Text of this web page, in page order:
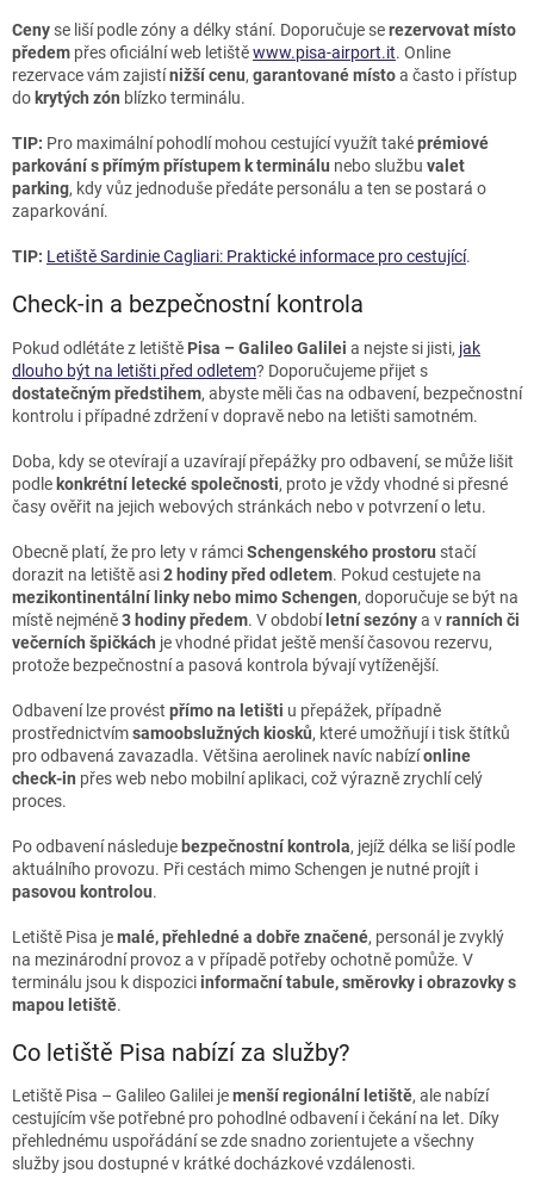
Ceny se liší podle zóny a délky stání. Doporučuje serezervovat místo
předem přes oficiální web letištěwww.pisa-airport.it. Online
rezervace vám zajistínižší cenu, garantované místoa často i přístup
do krytých zón blízko terminálu.
TIP: Pro maximální pohodlí mohou cestující využít taképrémiové
parkování s přímým přístupem k terminálu nebo službu valet
parking, kdy vůz jednoduše předáte personálu a ten se postará o
zaparkování.
TIP: Letiště Sardinie Cagliari: Praktické informace pro cestující.
Check-in a bezpečnostní kontrola
Pokud odlétáte z letiště Pisa – Galileo Galilei a nejste si jisti, jak
dlouho být na letišti před odletem? Doporučujeme přijet s
dostatečným předstihem, abyste měli čas na odbavení, bezpečnostní
kontrolu i případné zdržení v dopravě nebo na letišti samotném.
Doba, kdy se otevírají a uzavírají přepážky pro odbavení, se může lišit
podle konkrétní letecké společnosti, proto je vždy vhodné si přesné
časy ověřit na jejich webových stránkách nebo v potvrzení o letu.
Obecně platí, že pro lety v rámciSchengenského prostoru stačí
dorazit na letiště asi2 hodiny před odletem. Pokud cestujete na
mezikontinentální linky nebo mimo Schengen, doporučuje se být na
místě nejméně3 hodiny předem. V období letní sezónya vranních či
večerních špičkách je vhodné přidat ještě menší časovou rezervu,
protože bezpečnostní a pasová kontrola bývají vytíženější.
Odbavení lze provést přímo na letišti u přepážek, případně
prostřednictvímsamoobslužných kiosků, které umožňují i tisk štítků
pro odbavená zavazadla. Většina aerolinek navíc nabízíonline
check-in přes web nebo mobilní aplikaci, což výrazně zrychlí celý
proces.
Po odbavení následuje bezpečnostní kontrola, jejíž délka se liší podle
aktuálního provozu. Při cestách mimo Schengen je nutné projít i
pasovou kontrolou.
Letiště Pisa jemalé, přehledné a dobře značené, personál je zvyklý
na mezinárodní provoz a v případě potřeby ochotně pomůže. V
terminálu jsou k dispoziciinformační tabule, směrovky i obrazovky s
mapou letiště.
Co letiště Pisa nabízí za služby?
Letiště Pisa – Galileo Galilei jemenší regionální letiště, ale nabízí
cestujícím vše potřebné pro pohodlné odbavení i čekání na let. Díky
přehlednému uspořádání se zde snadno zorientujete a všechny
služby jsou dostupné v krátké docházkové vzdálenosti.